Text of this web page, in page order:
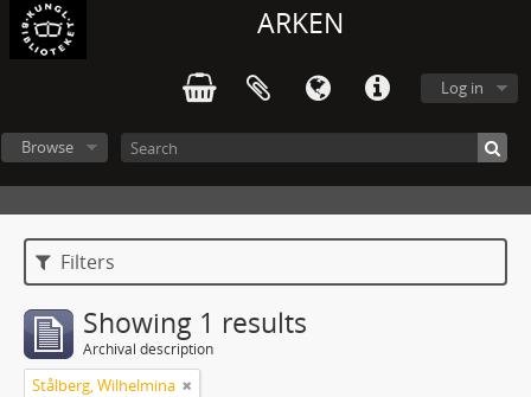
ARKEN
Log in
Browse
Filters
Showing 1 results
Archival description
Stålberg, Wilhelmina